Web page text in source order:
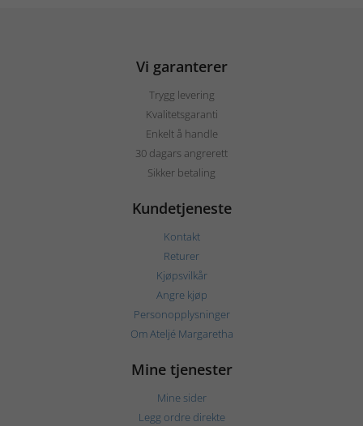
Vi garanterer
Trygg levering
Kvalitetsgaranti
Enkelt å handle
30 dagars angrerett
Sikker betaling
Kundetjeneste
Kontakt
Returer
Kjøpsvilkår
Angre kjøp
Personopplysninger
Om Ateljé Margaretha
Mine tjenester
Mine sider
Legg ordre direkte